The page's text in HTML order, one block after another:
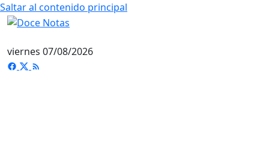
Saltar al contenido principal
viernes 07/08/2026